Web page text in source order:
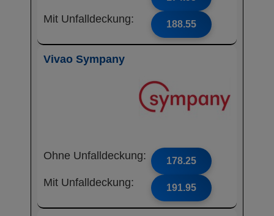
Mit Unfalldeckung: 188.55
Vivao Sympany
Ohne Unfalldeckung: 178.25
Mit Unfalldeckung: 191.95